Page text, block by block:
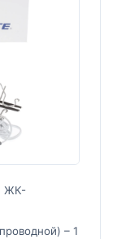
ЖК-
– 1